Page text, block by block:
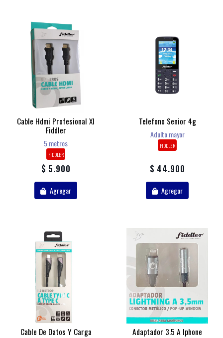
Cable Hdmi Profesional Xl
Fiddler
5 metros
FIDDLER
$ 5.900
Agregar
Telefono Senior 4g
Adulto mayor
FIDDLER
$ 44.900
Agregar
Cable De Datos Y Carga
Adaptador 3.5 A Iphone